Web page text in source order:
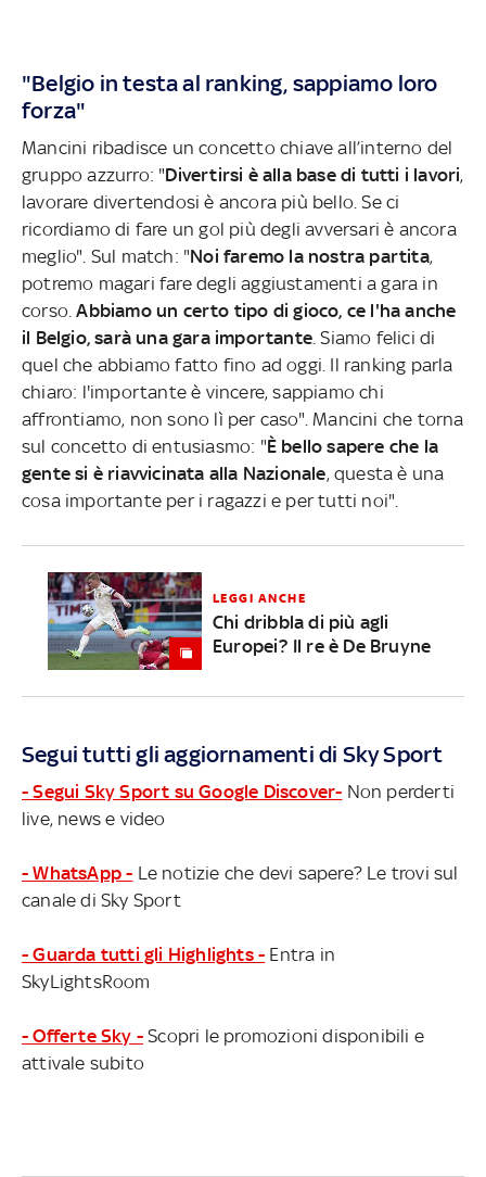
"Belgio in testa al ranking, sappiamo loro
forza"
Mancini ribadisce un concetto chiave all’interno del
gruppo azzurro: "Divertirsi è alla base di tutti i lavori,
lavorare divertendosi è ancora più bello. Se ci
ricordiamo di fare un gol più degli avversari è ancora
meglio". Sul match: "Noi faremo la nostra partita,
potremo magari fare degli aggiustamenti a gara in
corso.Abbiamo un certo tipo di gioco, ce l'ha anche
il Belgio, sarà una gara importante . Siamo felici di
quel che abbiamo fatto fino ad oggi. Il ranking parla
chiaro: l'importante è vincere, sappiamo chi
affrontiamo, non sono lì per caso". Mancini che torna
sul concetto di entusiasmo: "È bello sapere che la
gente si è riavvicinata alla Nazionale, questa è una
cosa importante per i ragazzi e per tutti noi".
LEGGI ANCHE
Chi dribbla di più agli
Europei? Il re è De Bruyne
Segui tutti gli aggiornamenti di Sky Sport
- Segui Sky Sport su Google Discover- Non perderti
live, news e video
- WhatsApp - Le notizie che devi sapere? Le trovi sul
canale di Sky Sport
- Guarda tutti gli Highlights - Entra in
SkyLightsRoom
- Offerte Sky - Scopri le promozioni disponibili e
attivale subito